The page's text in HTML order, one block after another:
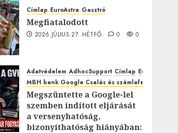
Címlap EuroAstra Gasztró
Megfiatalodott
2026.JÚLIUS.27. HÉTFŐ. 0 0
Adatvédelem AdhocSupport Címlap EuroAstra
MBH bank Google Csalás és számlafeltörés
Megszüntette a Google-lel
szemben indított eljárását
a versenyhatóság,
bizonyíthatóság hiányában: